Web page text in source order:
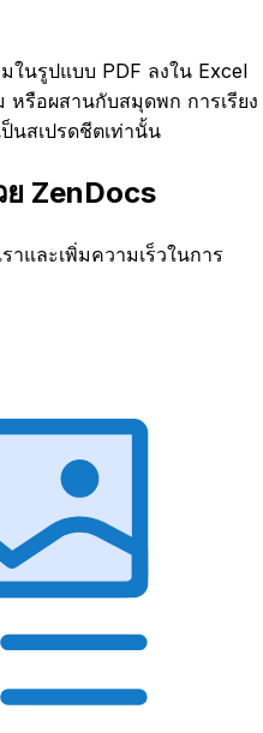
ในรูปแบบ PDF ลงใน Excel
หรือผสานกับสมุดพก การเรียง
นสเปรดชีตเท่านั้น
ZenDocs
าและเพิ่มความเร็วในการ